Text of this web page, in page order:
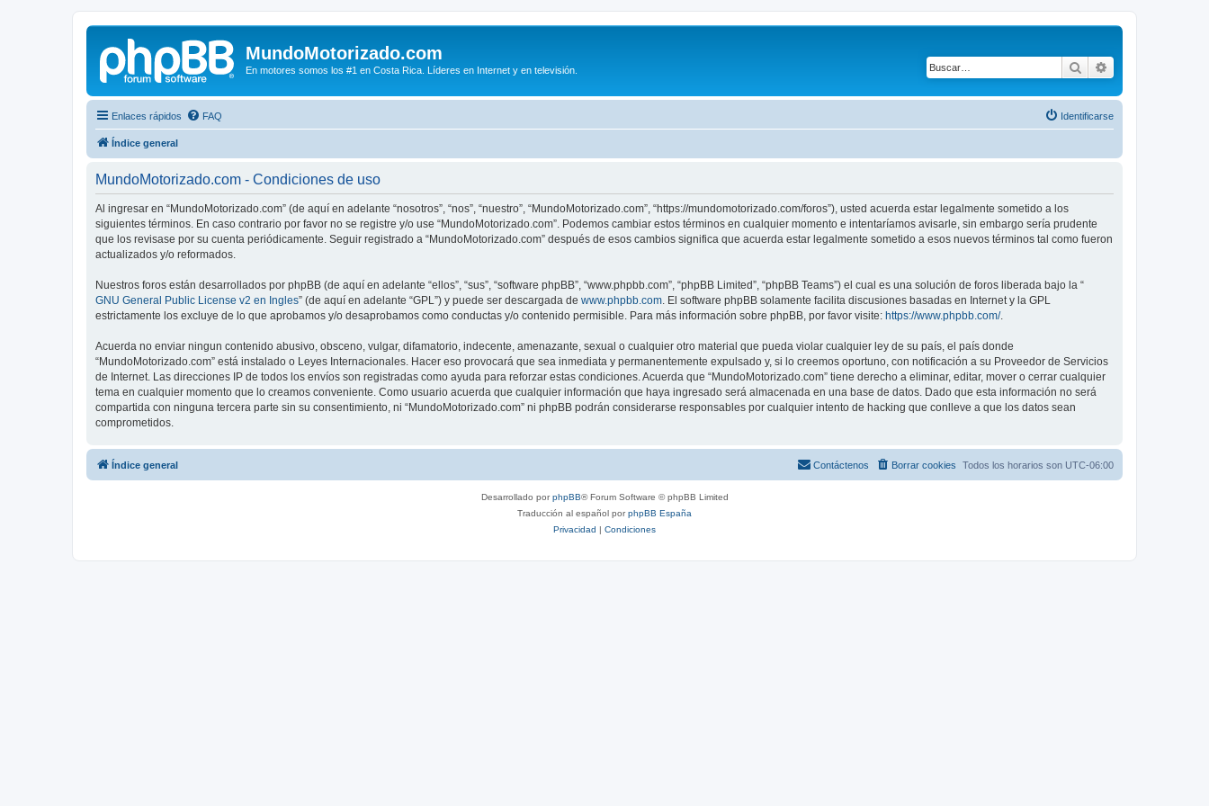
MundoMotorizado.com
En motores somos los #1 en Costa Rica. Líderes en Internet y en televisión. Buscar
Enlaces rápidos FAQ Identificarse
Índice general
MundoMotorizado.com - Condiciones de uso
Al ingresar en “MundoMotorizado.com” (de aquí en adelante “nosotros”, “nos”, “nuestro”, “MundoMotorizado.com”, “https://mundomotorizado.com/foros”), usted acuerda estar legalmente sometido a los
siguientes términos. En caso contrario por favor no se registre y/o use “MundoMotorizado.com”. Podemos cambiar estos términos en cualquier momento e intentaríamos avisarle, sin embargo sería prudente
que los revisase por su cuenta periódicamente. Seguir registrado a “MundoMotorizado.com” después de esos cambios significa que acuerda estar legalmente sometido a esos nuevos términos tal como fueron
actualizados y/o reformados.
Nuestros foros están desarrollados por phpBB (de aquí en adelante “ellos”, “sus”, “software phpBB”, “www.phpbb.com”, “phpBB Limited”, “phpBB Teams”) el cual es una solución de foros liberada bajo la “
GNU General Public License v2 en Ingles” (de aquí en adelante “GPL”) y puede ser descargada de www.phpbb.com . El software phpBB solamente facilita discusiones basadas en Internet y la GPL
estrictamente los excluye de lo que aprobamos y/o desaprobamos como conductas y/o contenido permisible. Para más información sobre phpBB, por favor visite: https://www.phpbb.com/.
Acuerda no enviar ningun contenido abusivo, obsceno, vulgar, difamatorio, indecente, amenazante, sexual o cualquier otro material que pueda violar cualquier ley de su país, el país donde
“MundoMotorizado.com” está instalado o Leyes Internacionales. Hacer eso provocará que sea inmediata y permanentemente expulsado y, si lo creemos oportuno, con notificación a su Proveedor de Servicios
de Internet. Las direcciones IP de todos los envíos son registradas como ayuda para reforzar estas condiciones. Acuerda que “MundoMotorizado.com” tiene derecho a eliminar, editar, mover o cerrar cualquier
tema en cualquier momento que lo creamos conveniente. Como usuario acuerda que cualquier información que haya ingresado será almacenada en una base de datos. Dado que esta información no será
compartida con ninguna tercera parte sin su consentimiento, ni “MundoMotorizado.com” ni phpBB podrán considerarse responsables por cualquier intento de hacking que conlleve a que los datos sean
comprometidos.
Índice general Todos los horarios son UTC-06:00
Borrar cookies
Contáctenos
Desarrollado porphpBB® Forum Software © phpBB Limited
Traducción al español porphpBB España
Privacidad | Condiciones